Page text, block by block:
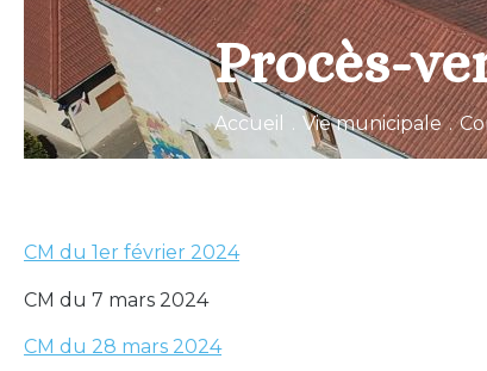
Procès-
Accueil . Vie municipale .
CM du 1er février 2024
CM du 7 mars 2024
CM du 28 mars 2024